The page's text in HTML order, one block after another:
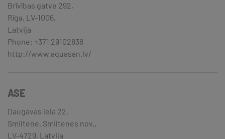
Brīvības gatve 292,
Rīga, LV-1006,
Latvija
Phone: +371 29102836
http://www.aquasan.lv/
ASE
Daugavas iela 22,
Smiltene, Smiltenes nov.,
LV-4729, Latvija